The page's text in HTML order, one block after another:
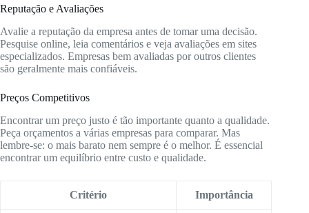
Reputação e Avaliações
Avalie a reputação da empresa antes de tomar uma decisão.
Pesquise online, leia comentários e veja avaliações em sites
especializados. Empresas bem avaliadas por outros clientes
são geralmente mais confiáveis.
Preços Competitivos
Encontrar um preço justo é tão importante quanto a qualidade.
Peça orçamentos a várias empresas para comparar. Mas
lembre-se: o mais barato nem sempre é o melhor. É essencial
encontrar um equilíbrio entre custo e qualidade.
Critério Importância